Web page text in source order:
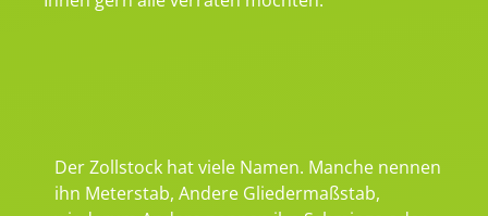
Der Zollstock hat viele Namen. Manche nennen
ihn Meterstab, Andere Gliedermaßstab,